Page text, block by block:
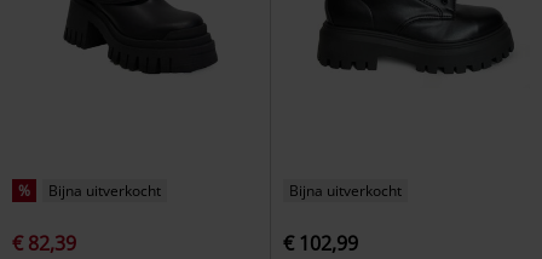
% Bijna uitverkocht
€ 82,39
Bijna uitverkocht
€ 102,99